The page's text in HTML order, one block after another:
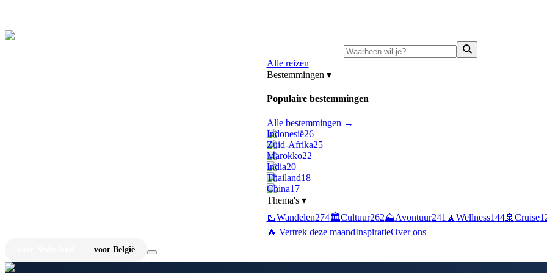
Alle reizen
Bestemmingen ▾
Populaire bestemmingen
Alle bestemmingen →
Indonesië26
Zuid-Afrika25
Marokko22
India20
Thailand18
China17
Thema's ▾
🥾Wandelen274🏛️Cultuur262⛰️Avontuur241 🧘Wellness144🚢 Cruise
🔥 Vertrek deze maandInspiratieOver ons
voor België